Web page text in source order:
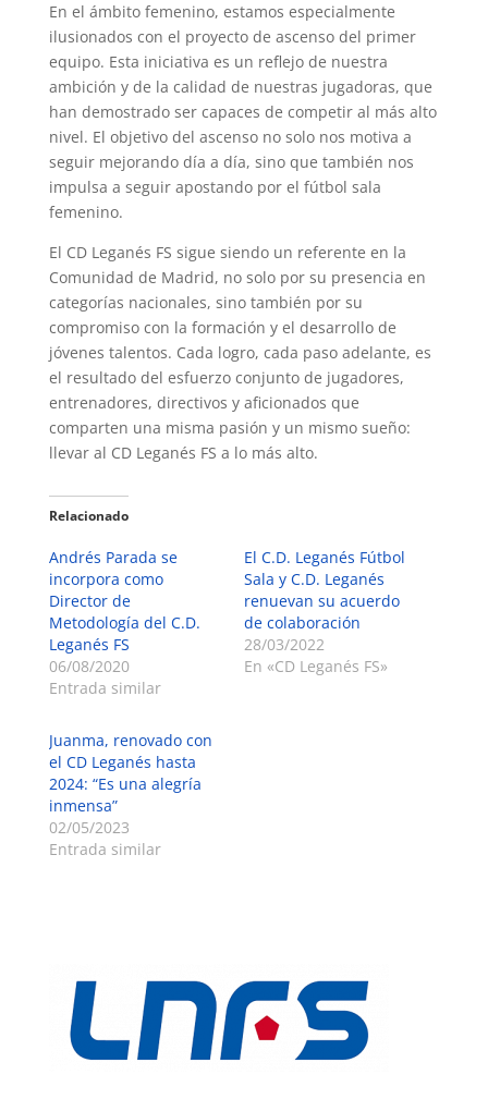
En el ámbito femenino, estamos especialmente
ilusionados con el proyecto de ascenso del primer
equipo. Esta iniciativa es un reflejo de nuestra
ambición y de la calidad de nuestras jugadoras, que
han demostrado ser capaces de competir al más alto
nivel. El objetivo del ascenso no solo nos motiva a
seguir mejorando día a día, sino que también nos
impulsa a seguir apostando por el fútbol sala
femenino.
El CD Leganés FS sigue siendo un referente en la
Comunidad de Madrid, no solo por su presencia en
categorías nacionales, sino también por su
compromiso con la formación y el desarrollo de
jóvenes talentos. Cada logro, cada paso adelante, es
el resultado del esfuerzo conjunto de jugadores,
entrenadores, directivos y aficionados que
comparten una misma pasión y un mismo sueño:
llevar al CD Leganés FS a lo más alto.
Relacionado
Andrés Parada se
incorpora como
Director de
Metodología del C.D.
Leganés FS
06/08/2020
Entrada similar
El C.D. Leganés Fútbol
Sala y C.D. Leganés
renuevan su acuerdo
de colaboración
28/03/2022
En «CD Leganés FS»
Juanma, renovado con
el CD Leganés hasta
2024: “Es una alegría
inmensa”
02/05/2023
Entrada similar